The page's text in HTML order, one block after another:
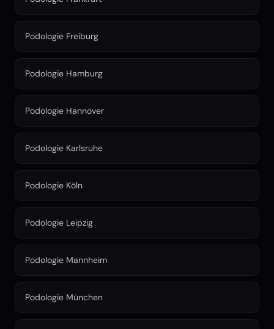
Podologie Freiburg
Podologie Hamburg
Podologie Hannover
Podologie Karlsruhe
Podologie Köln
Podologie Leipzig
Podologie Mannheim
Podologie München